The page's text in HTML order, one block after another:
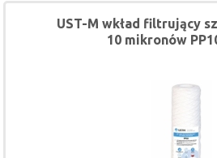
UST-M wkład filtrujący
10 mikronów